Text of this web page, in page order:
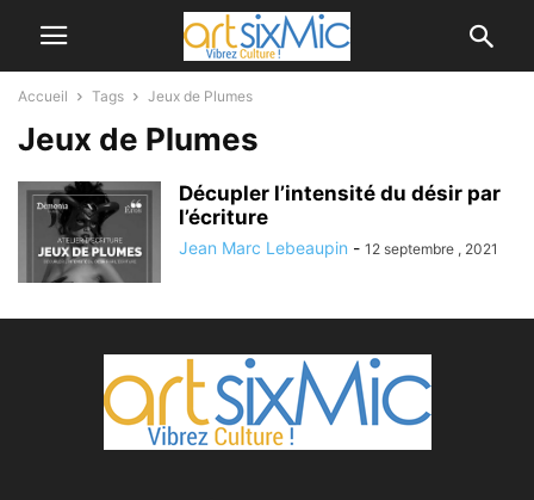
Accueil Tags Jeux de Plumes
Jeux de Plumes
Décupler l’intensité du désir par
l’écriture
Jean Marc Lebeaupin - 12 septembre , 2021